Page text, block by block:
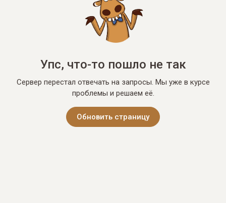
Упс, что-то пошло не так
Сервер перестал отвечать на запросы. Мы уже в курсе
проблемы и решаем её.
Обновить страницу